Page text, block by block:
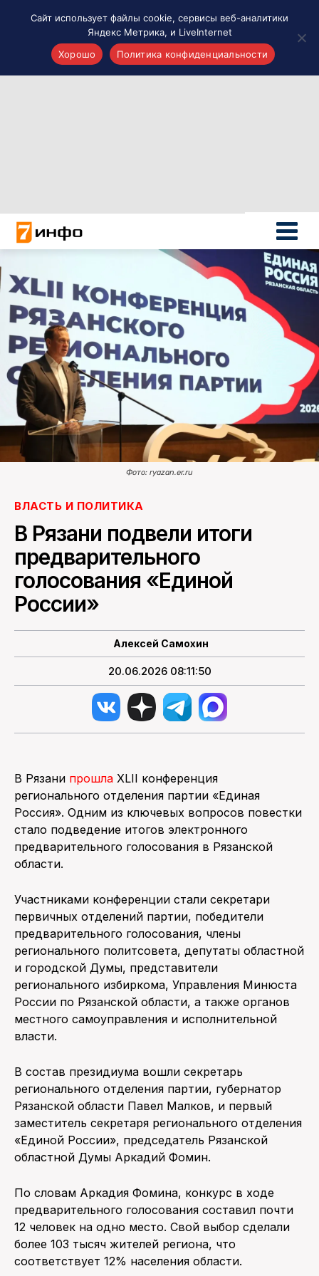
Новости России
Политика
Новости мира
О НАС
ПОИСК ПО САЙТУ
Фото: ryazan.er.ru
ВЛАСТЬ И ПОЛИТИКА
В Рязани подвели итоги
предварительного
голосования «Единой
России»
Алексей Самохин
20.06.2026 08:11:50
В Рязани прошла XLII конференция
регионального отделения партии «Единая
Россия». Одним из ключевых вопросов повестки
стало подведение итогов электронного
предварительного голосования в Рязанской
области.
Участниками конференции стали секретари
первичных отделений партии, победители
предварительного голосования, члены
регионального политсовета, депутаты областной
и городской Думы, представители
регионального избиркома, Управления Минюста
России по Рязанской области, а также органов
местного самоуправления и исполнительной
власти.
В состав президиума вошли секретарь
регионального отделения партии, губернатор
Рязанской области Павел Малков, и первый
заместитель секретаря регионального отделения
«Единой России», председатель Рязанской
областной Думы Аркадий Фомин.
По словам Аркадия Фомина, конкурс в ходе
предварительного голосования составил почти
12 человек на одно место. Свой выбор сделали
более 103 тысяч жителей региона, что
соответствует 12% населения области.
Сайт использует файлы cookie, сервисы веб-аналитики
Яндекс Метрика, и LiveInternet
Хорошо
Политика конфиденциальности